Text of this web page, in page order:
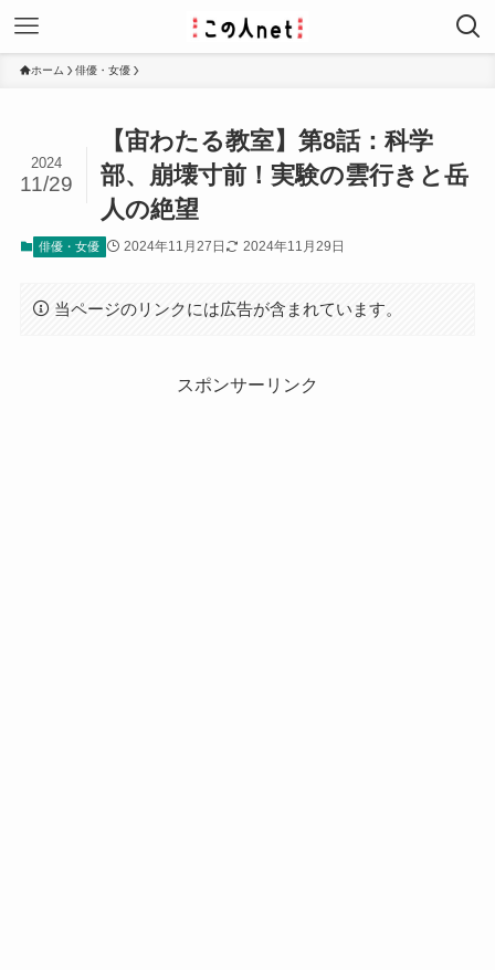
ホーム 俳優・女優
【宙わたる教室】第8話：科学
部、崩壊寸前！実験の雲行きと岳
人の絶望
2024
11/29
俳優・女優 2024年11月27日 2024年11月29日
当ページのリンクには広告が含まれています。
スポンサーリンク